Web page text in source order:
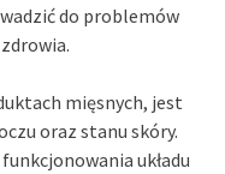
do problemów
mięsnych, jest
oraz stanu skóry.
układu